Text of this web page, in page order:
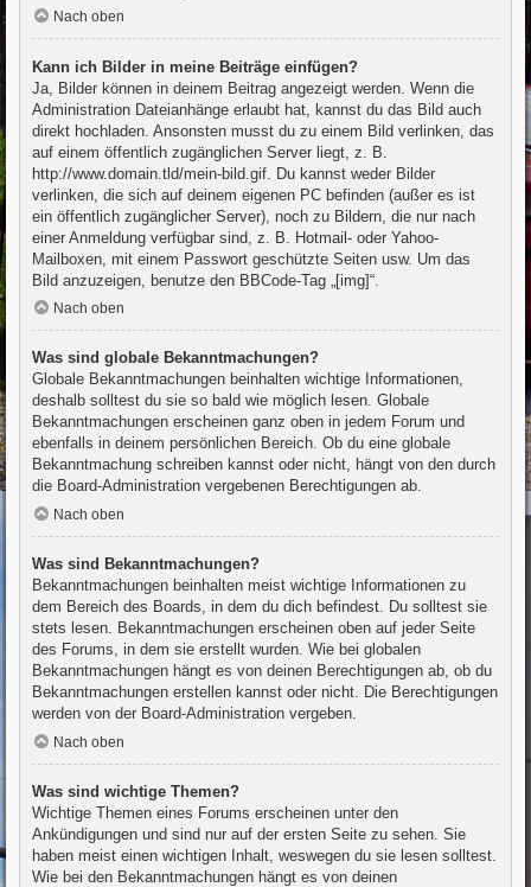
Nach oben
Kann ich Bilder in meine Beiträge einfügen?
Ja, Bilder können in deinem Beitrag angezeigt werden. Wenn die
Administration Dateianhänge erlaubt hat, kannst du das Bild auch
direkt hochladen. Ansonsten musst du zu einem Bild verlinken, das
auf einem öffentlich zugänglichen Server liegt, z. B.
http://www.domain.tld/mein-bild.gif. Du kannst weder Bilder
verlinken, die sich auf deinem eigenen PC befinden (außer es ist
ein öffentlich zugänglicher Server), noch zu Bildern, die nur nach
einer Anmeldung verfügbar sind, z. B. Hotmail- oder Yahoo-
Mailboxen, mit einem Passwort geschützte Seiten usw. Um das
Bild anzuzeigen, benutze den BBCode-Tag „[img]“.
Nach oben
Was sind globale Bekanntmachungen?
Globale Bekanntmachungen beinhalten wichtige Informationen,
deshalb solltest du sie so bald wie möglich lesen. Globale
Bekanntmachungen erscheinen ganz oben in jedem Forum und
ebenfalls in deinem persönlichen Bereich. Ob du eine globale
Bekanntmachung schreiben kannst oder nicht, hängt von den durch
die Board-Administration vergebenen Berechtigungen ab.
Nach oben
Was sind Bekanntmachungen?
Bekanntmachungen beinhalten meist wichtige Informationen zu
dem Bereich des Boards, in dem du dich befindest. Du solltest sie
stets lesen. Bekanntmachungen erscheinen oben auf jeder Seite
des Forums, in dem sie erstellt wurden. Wie bei globalen
Bekanntmachungen hängt es von deinen Berechtigungen ab, ob du
Bekanntmachungen erstellen kannst oder nicht. Die Berechtigungen
werden von der Board-Administration vergeben.
Nach oben
Was sind wichtige Themen?
Wichtige Themen eines Forums erscheinen unter den
Ankündigungen und sind nur auf der ersten Seite zu sehen. Sie
haben meist einen wichtigen Inhalt, weswegen du sie lesen solltest.
Wie bei den Bekanntmachungen hängt es von deinen